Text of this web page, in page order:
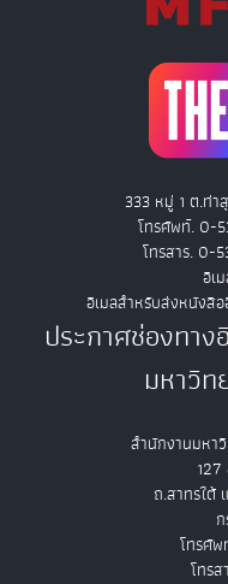
333 หมู่ 1 ต.ท่า
โทรศัพท์. 0-
โทรสาร. 0-
อีเ
อีเมลสำหรับส่งหนังสื
ประกาศช่องทา
มหาวิ
สำนักงานมหา
ถ.สาทรใต้
โทรศั
โทร